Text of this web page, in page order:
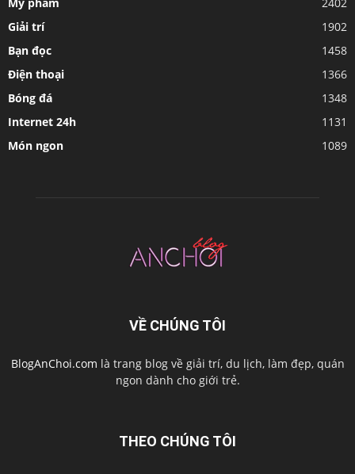
Giải trí
1902
Bạn đọc
1458
Điện thoại
1366
Bóng đá
1348
Internet 24h
1131
Món ngon
1089
VỀ CHÚNG TÔI
BlogAnChoi.com là trang blog về giải trí, du lịch, làm đẹp, quán
ngon dành cho giới trẻ.
THEO CHÚNG TÔI